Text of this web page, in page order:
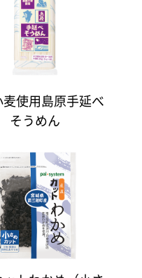
麦使用島原手延べ
そうめん